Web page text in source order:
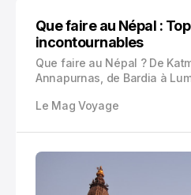
Que faire au Népal :
incontournables
Que faire au Népal ? De
Annapurnas, de Bardia à
équilibré entre culture, trek,
Le Mag Voyage